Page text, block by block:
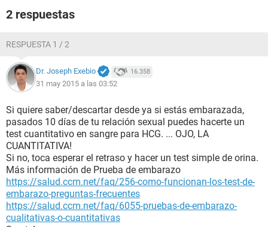
2 respuestas
RESPUESTA 1 / 2
Dr. Joseph Exebio 16.358
31 may 2015 a las 03:52
Si quiere saber/descartar desde ya si estás embarazada,
pasados 10 días de tu relación sexual puedes hacerte un
test cuantitativo en sangre para HCG. ... OJO, LA
CUANTITATIVA!
Si no, toca esperar el retraso y hacer un test simple de orina.
Más información de Prueba de embarazo
https://salud.ccm.net/faq/256-como-funcionan-los-test-de-
embarazo-preguntas-frecuentes
https://salud.ccm.net/faq/6055-pruebas-de-embarazo-
cualitativas-o-cuantitativas